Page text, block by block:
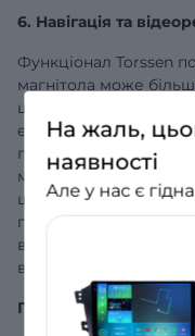
6. Навігація та
Функціонал Torssen
магнітола може
штатний
екран магнітоли для
пристрої є
можете встановити
щоб мати доступ до
підключення. Базова
встановлений
встановити будь-
Гарантія та
На жаль,
наявності
Але у нас є